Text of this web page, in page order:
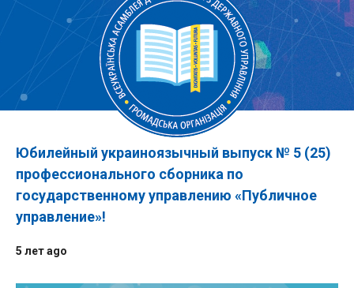
Юбилейный украиноязычный выпуск № 5 (25)
профессионального сборника по
государственному управлению «Публичное
управление»!
5 лет ago